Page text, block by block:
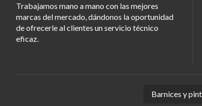
Trabajamos mano a mano con las mejores
marcas del mercado, dándonos la oportunidad
de ofrecerle al clientes un servicio técnico
eficaz.
Barnices y